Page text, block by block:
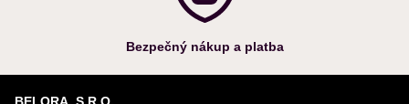
Bezpečný nákup a platba